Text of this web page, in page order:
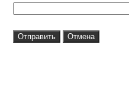
Отправить Отмена